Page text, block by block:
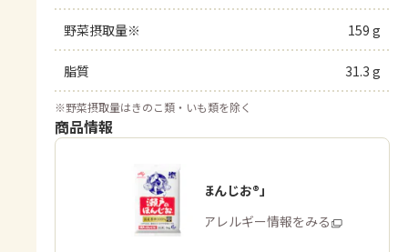
野菜摂取量※ 159 g
脂質 31.3 g
※野菜摂取量はきのこ類・いも類を除く
商品情報
「瀬戸のほんじお®」
商品・アレルギー情報をみる